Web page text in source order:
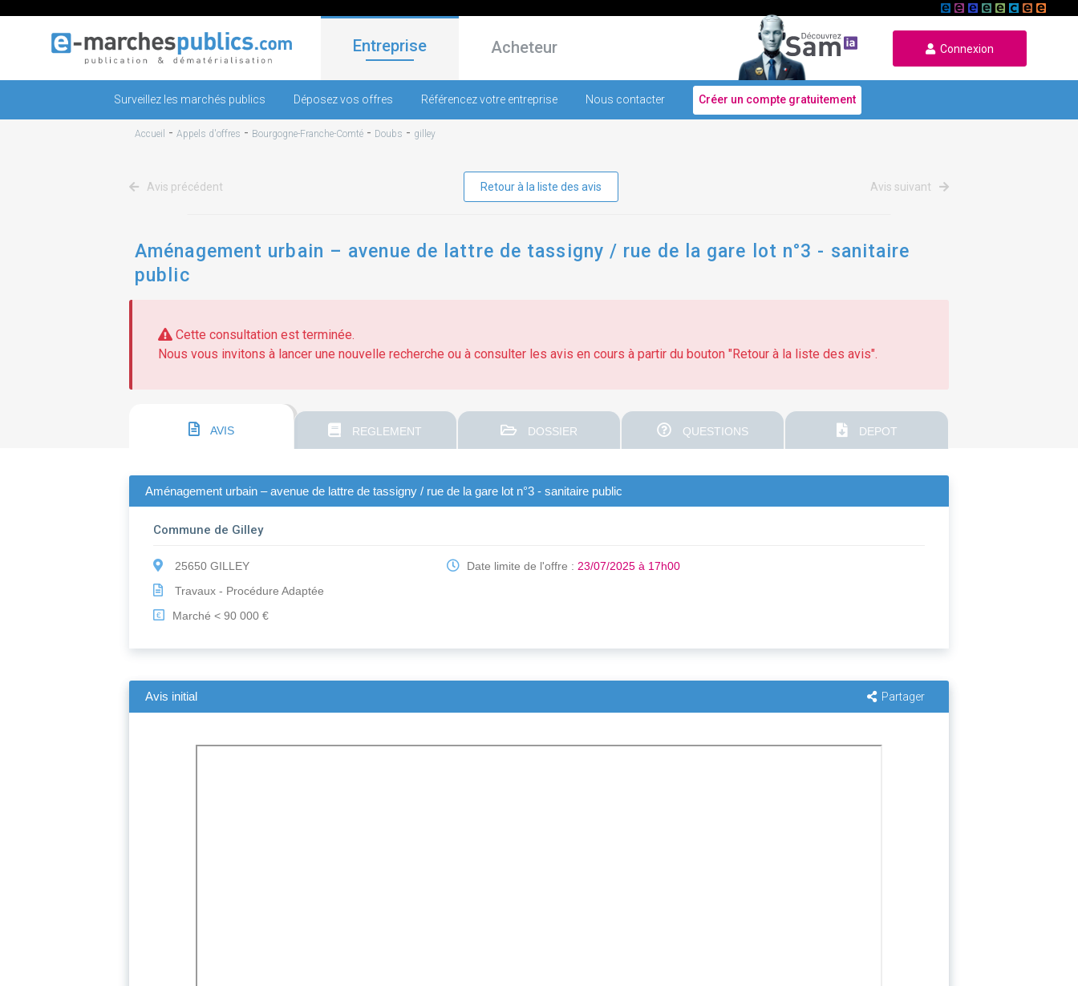
Entreprise Acheteur Connexion
Surveillez les marchés publics Déposez vos offres Référencez votre entreprise Nous contacter Créer un compte gratuitement
Accueil - Appels d'offres - Bourgogne-Franche-Comté - Doubs - gilley
Avis précédent Retour à la liste des avis Avis suivant
Aménagement urbain – avenue de lattre de tassigny / rue de la gare lot n°3 - sanitaire
public
Cette consultation est terminée.
Nous vous invitons à lancer une nouvelle recherche ou à consulter les avis en cours à partir du bouton "Retour à la liste des avis".
AVIS REGLEMENT DOSSIER QUESTIONS DEPOT
Aménagement urbain – avenue de lattre de tassigny / rue de la gare lot n°3 - sanitaire public
Commune de Gilley
25650 GILLEY
Travaux - Procédure Adaptée
€ Marché < 90 000 €
Date limite de l'offre : 23/07/2025 à 17h00
Avis initial Partager